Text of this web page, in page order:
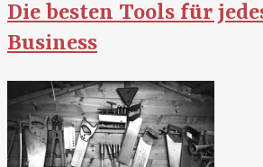
Die besten Tools für
Business